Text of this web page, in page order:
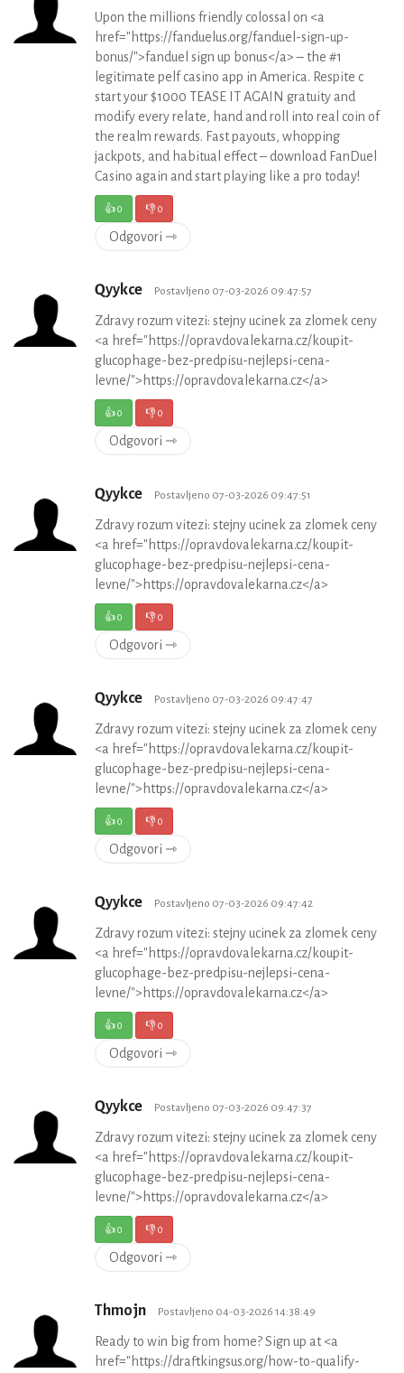
Upon the millions friendly colossal on <a
href="https://fanduelus.org/fanduel-sign-up-
bonus/">fanduel sign up bonus</a> – the #1
legitimate pelf casino app in America. Respite c
start your $1000 TEASE IT AGAIN gratuity and
modify every relate, hand and roll into real coin of
the realm rewards. Fast payouts, whopping
jackpots, and habitual effect – download FanDuel
Casino again and start playing like a pro today!
👍0 👎0
Odgovori ⇾
Qyykce Postavljeno 07-03-2026 09:47:57
Zdravy rozum vitezi: stejny ucinek za zlomek ceny
<a href="https://opravdovalekarna.cz/koupit-
glucophage-bez-predpisu-nejlepsi-cena-
levne/">https://opravdovalekarna.cz</a>
👍0 👎0
Odgovori ⇾
Qyykce Postavljeno 07-03-2026 09:47:51
Zdravy rozum vitezi: stejny ucinek za zlomek ceny
<a href="https://opravdovalekarna.cz/koupit-
glucophage-bez-predpisu-nejlepsi-cena-
levne/">https://opravdovalekarna.cz</a>
👍0 👎0
Odgovori ⇾
Qyykce Postavljeno 07-03-2026 09:47:47
Zdravy rozum vitezi: stejny ucinek za zlomek ceny
<a href="https://opravdovalekarna.cz/koupit-
glucophage-bez-predpisu-nejlepsi-cena-
levne/">https://opravdovalekarna.cz</a>
👍0 👎0
Odgovori ⇾
Qyykce Postavljeno 07-03-2026 09:47:42
Zdravy rozum vitezi: stejny ucinek za zlomek ceny
<a href="https://opravdovalekarna.cz/koupit-
glucophage-bez-predpisu-nejlepsi-cena-
levne/">https://opravdovalekarna.cz</a>
👍0 👎0
Odgovori ⇾
Qyykce Postavljeno 07-03-2026 09:47:37
Zdravy rozum vitezi: stejny ucinek za zlomek ceny
<a href="https://opravdovalekarna.cz/koupit-
glucophage-bez-predpisu-nejlepsi-cena-
levne/">https://opravdovalekarna.cz</a>
👍0 👎0
Odgovori ⇾
Thmojn Postavljeno 04-03-2026 14:38:49
Ready to win big from home? Sign up at <a
href="https://draftkingsus.org/how-to-qualify-